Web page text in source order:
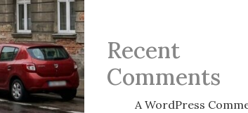
Recent
Comments
A WordPress